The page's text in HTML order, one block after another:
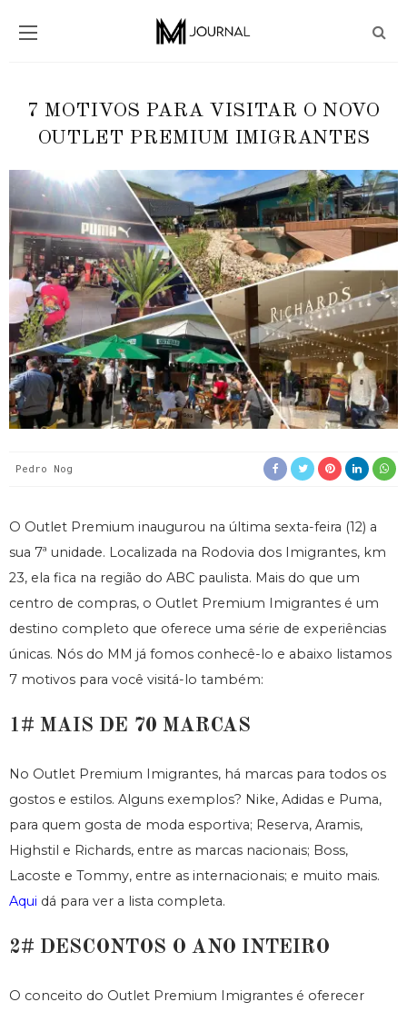
7 MOTIVOS PARA VISITAR O NOVO
OUTLET PREMIUM IMIGRANTES
Pedro Nog
O Outlet Premium inaugurou na última sexta-feira (12) a
sua 7ª unidade. Localizada na Rodovia dos Imigrantes, km
23, ela fica na região do ABC paulista. Mais do que um
centro de compras, o Outlet Premium Imigrantes é um
destino completo que oferece uma série de experiências
únicas. Nós do MM já fomos conhecê-lo e abaixo listamos
7 motivos para você visitá-lo também:
1# MAIS DE 70 MARCAS
No Outlet Premium Imigrantes, há marcas para todos os
gostos e estilos. Alguns exemplos? Nike, Adidas e Puma,
para quem gosta de moda esportiva; Reserva, Aramis,
Highstil e Richards, entre as marcas nacionais; Boss,
Lacoste e Tommy, entre as internacionais; e muito mais.
Aqui dá para ver a lista completa.
2# DESCONTOS O ANO INTEIRO
O conceito do Outlet Premium Imigrantes é oferecer